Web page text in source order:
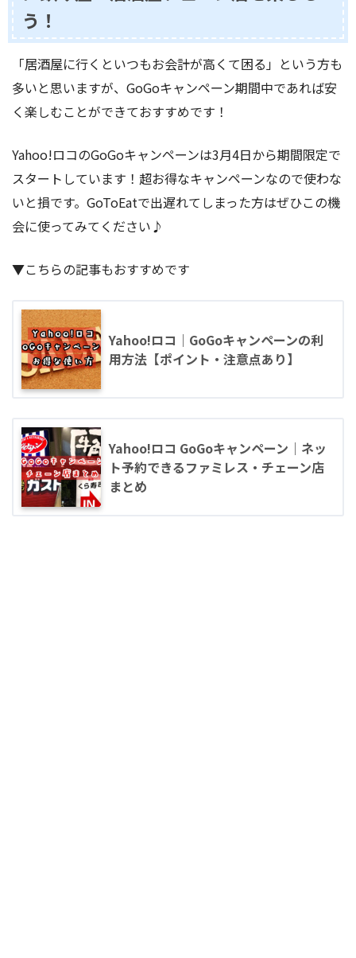
う！
「居酒屋に行くといつもお会計が高くて困る」という方も
多いと思いますが、GoGoキャンペーン期間中であれば安
く楽しむことができておすすめです！
Yahoo!ロコのGoGoキャンペーンは3月4日から期間限定で
スタートしています！超お得なキャンペーンなので使わな
いと損です。GoToEatで出遅れてしまった方はぜひこの機
会に使ってみてください♪
▼こちらの記事もおすすめです
Yahoo!ロコ｜GoGoキャンペーンの利
用方法【ポイント・注意点あり】
Yahoo!ロコ GoGoキャンペーン｜ネッ
ト予約できるファミレス・チェーン店
まとめ